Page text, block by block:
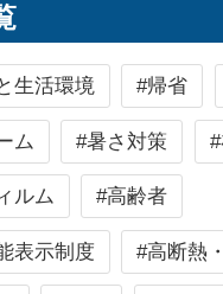
生活環境 #帰省
ム #暑さ対策
ルム #高齢者
表示制度 #高断熱